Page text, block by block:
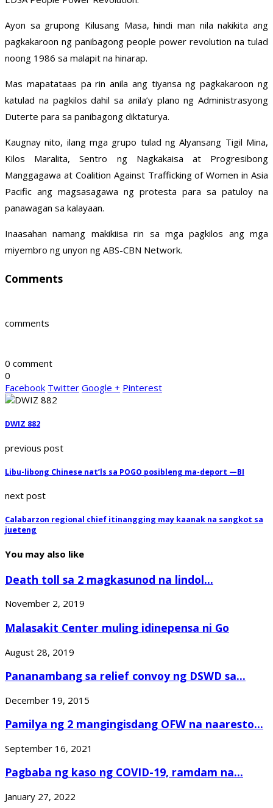
Ayon sa grupong Kilusang Masa, hindi man nila nakikita ang
pagkakaroon ng panibagong people power revolution na tulad
noong 1986 sa malapit na hinarap.
Mas mapatataas pa rin anila ang tiyansa ng pagkakaroon ng
katulad na pagkilos dahil sa anila’y plano ng Administrasyong
Duterte para sa panibagong diktaturya.
Kaugnay nito, ilang mga grupo tulad ng Alyansang Tigil Mina,
Kilos Maralita, Sentro ng Nagkakaisa at Progresibong
Manggagawa at Coalition Against Trafficking of Women in Asia
Pacific ang magsasagawa ng protesta para sa patuloy na
panawagan sa kalayaan.
Inaasahan namang makikiisa rin sa mga pagkilos ang mga
miyembro ng unyon ng ABS-CBN Network.
Comments
comments
0 comment
0
Facebook Twitter Google + Pinterest
DWIZ 882
previous post
Libu-libong Chinese nat’ls sa POGO posibleng ma-deport —BI
next post
Calabarzon regional chief itinangging may kaanak na sangkot sa
jueteng
You may also like
Death toll sa 2 magkasunod na lindol...
November 2, 2019
Malasakit Center muling idinepensa ni Go
August 28, 2019
Pananambang sa relief convoy ng DSWD sa...
December 19, 2015
Pamilya ng 2 mangingisdang OFW na naaresto...
September 16, 2021
Pagbaba ng kaso ng COVID-19, ramdam na...
January 27, 2022